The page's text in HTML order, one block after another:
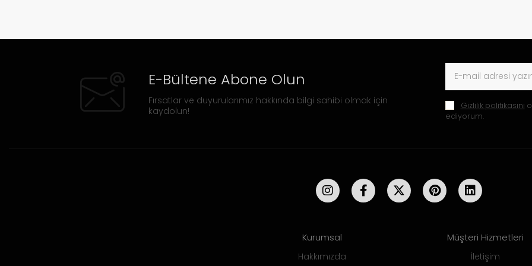
E-Bültene Abone Olun
Fırsatlar ve duyurularımız hakkında bilgi sahibi olmak için
kaydolun!
Gizlilik politikasını
ediyorum.
Kurumsal
Hakkımızda
Müşteri Hizmetleri
İletişim